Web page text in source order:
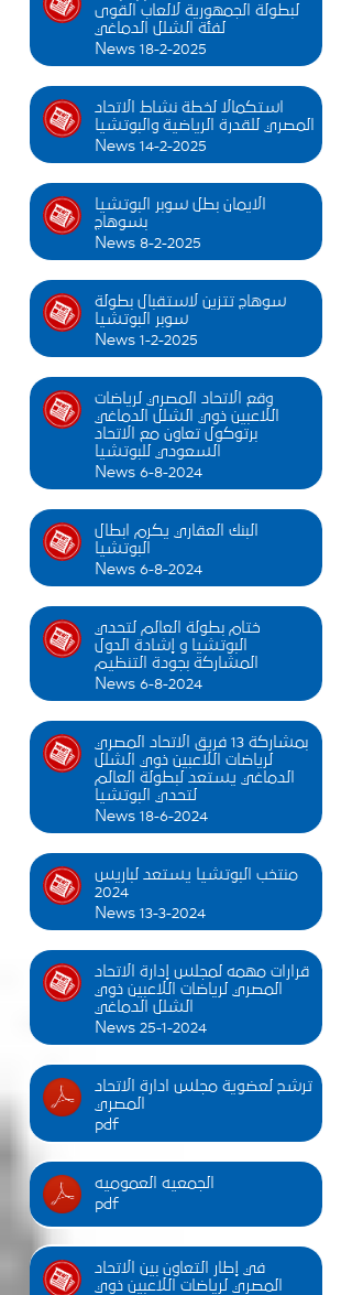
لبطولة الجمهورية لالعاب القوى
لفئة الشلل الدماغي
News 18-2-2025
استكمالا لخطة نشاط الاتحاد
المصري للقدرة الرياضية والبوتشيا
News 14-2-2025
الايمان بطل سوبر البوتشيا
بسوهاج
News 8-2-2025
سوهاج تتزين لاستقبال بطولة
سوبر البوتشيا
News 1-2-2025
وقع الاتحاد المصري لرياضات
اللاعبين ذوي الشلل الدماغي
برتوكول تعاون مع الاتحاد
السعودي للبوتشيا
News 6-8-2024
البنك العقاري يكرم ابطال
البوتشيا
News 6-8-2024
ختام بطولة العالم لتحدي
البوتشيا و إشادة الدول
المشاركة بجودة التنظيم
News 6-8-2024
بمشاركة 13 فريق الاتحاد المصري
لرياضات اللاعبين ذوي الشلل
الدماغي يستعد لبطولة العالم
لتحدي البوتشيا
News 18-6-2024
منتخب البوتشيا يستعد لباريس
2024
News 13-3-2024
قرارات مهمه لمجلس إدارة الاتحاد
المصري لرياضات اللاعبين ذوي
الشلل الدماغي
News 25-1-2024
ترشح لعضوية مجلس ادارة الاتحاد
المصري
pdf
الجمعيه العموميه
pdf
في إطار التعاون بين الاتحاد
المصري لرياضات اللاعبين ذوي